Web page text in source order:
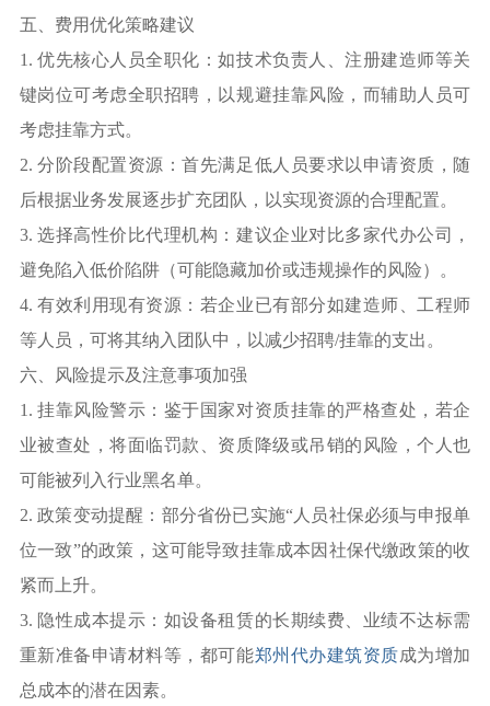
五、费用优化策略建议
1. 优先核心人员全职化：如技术负责人、注册建造师等关
键岗位可考虑全职招聘，以规避挂靠风险，而辅助人员可
考虑挂靠方式。
2. 分阶段配置资源：首先满足低人员要求以申请资质，随
后根据业务发展逐步扩充团队，以实现资源的合理配置。
3. 选择高性价比代理机构：建议企业对比多家代办公司，
避免陷入低价陷阱（可能隐藏加价或违规操作的风险）。
4. 有效利用现有资源：若企业已有部分如建造师、工程师
等人员，可将其纳入团队中，以减少招聘/挂靠的支出。
六、风险提示及注意事项加强
1. 挂靠风险警示：鉴于国家对资质挂靠的严格查处，若企
业被查处，将面临罚款、资质降级或吊销的风险，个人也
可能被列入行业黑名单。
2. 政策变动提醒：部分省份已实施“人员社保必须与申报单
位一致”的政策，这可能导致挂靠成本因社保代缴政策的收
紧而上升。
3. 隐性成本提示：如设备租赁的长期续费、业绩不达标需
重新准备申请材料等，都可能郑州代办建筑资质成为增加
总成本的潜在因素。